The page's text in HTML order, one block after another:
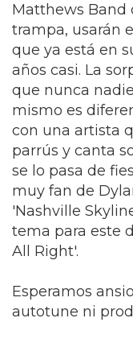
Matthews Band
trampa, usarán
que ya está en
años casi. La
que nunca
mismo es
con una artista
parrús y canta
se lo pasa de
muy fan de
'Nashville
tema para este
All Right'.
Esperamos
autotune ni